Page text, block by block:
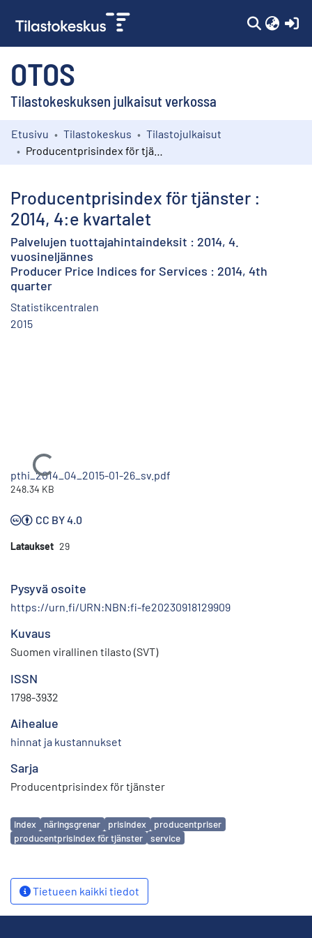
OTOS
Tilastokeskuksen julkaisut verkossa
Kokoelmat
Etusivu Tilastokeskus
Tilastojulkaisut
Producentprisindex för tjänster :
2014, 4:e kvartalet
Palvelujen tuottajahintaindeksit : 2014, 4.
vuosineljännes
Producer Price Indices for Services : 2014, 4th
quarter
Statistikcentralen
2015
Ladataan...
pthi_2014_04_2015-01-26_sv.pdf
248.34 KB
CC BY 4.0
Lataukset 29
Pysyvä osoite
https://urn.fi/URN:NBN:fi-fe20230918129909
Kuvaus
Suomen virallinen tilasto (SVT)
ISSN
1798-3932
Aihealue
hinnat ja kustannukset
Sarja
Producentprisindex för tjänster
Avainsanat
index näringsgrenar prisindex
producentpriser
producentprisindex för tjänster
service
Tietueen kaikki tiedot